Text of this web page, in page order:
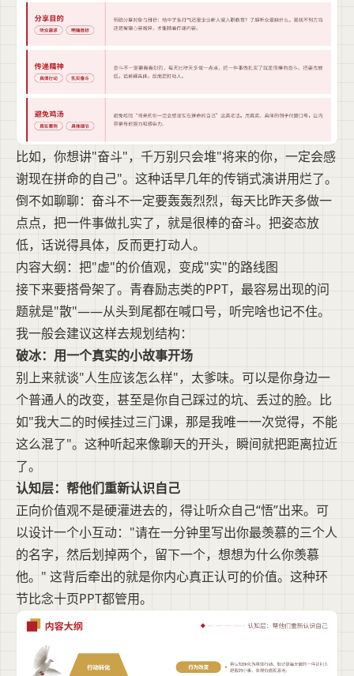
比如，你想讲"奋斗"，千万别只会堆"将来的你，一定会感
谢现在拼命的自己"。这种话早几年的传销式演讲用烂了。
倒不如聊聊：奋斗不一定要轰轰烈烈，每天比昨天多做一
点点，把一件事做扎实了，就是很棒的奋斗。把姿态放
低，话说得具体，反而更打动人。
内容大纲：把"虚"的价值观，变成"实"的路线图
接下来要搭骨架了。青春励志类的PPT，最容易出现的问
题就是"散"——从头到尾都在喊口号，听完啥也记不住。
我一般会建议这样去规划结构：
破冰：用一个真实的小故事开场
别上来就谈"人生应该怎么样"，太爹味。可以是你身边一
个普通人的改变，甚至是你自己踩过的坑、丢过的脸。比
如"我大二的时候挂过三门课，那是我唯一一次觉得，不能
这么混了"。这种听起来像聊天的开头，瞬间就把距离拉近
了。
认知层：帮他们重新认识自己
正向价值观不是硬灌进去的，得让听众自己“悟”出来。可
以设计一个小互动："请在一分钟里写出你最羡慕的三个人
的名字，然后划掉两个，留下一个，想想为什么你羡慕
他。" 这背后牵出的就是你内心真正认可的价值。这种环
节比念十页PPT都管用。